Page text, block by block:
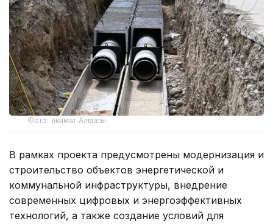
Фото: акимат Алматы
В рамках проекта предусмотрены модернизация и
строительство объектов энергетической и
коммунальной инфраструктуры, внедрение
современных цифровых и энергоэффективных
технологий, а также создание условий для